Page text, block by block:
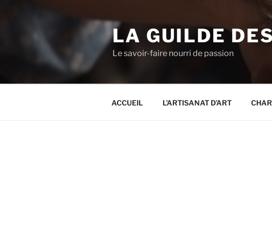
LA GUILDE
Le savoir-faire nourri de passion
ACCUEIL L’ARTISANAT D’ART